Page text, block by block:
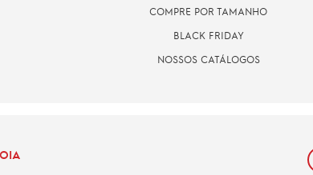
COMPRE POR TAMANHO
BLACK FRIDAY
NOSSOS CATÁLOGOS